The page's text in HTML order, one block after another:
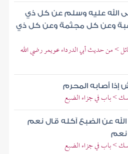
الله عليه وسلم عن كل ذي
وعن كل مجثمة وعن كل ذي
> من حديث أبي الدرداء عويمر رضي الله
أصابه المحرم
> باب في جزاء الضبع
عن الضبع آكله قال نعم
نعم
> باب في جزاء الضبع